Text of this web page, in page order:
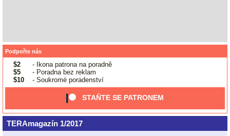
Podpořte nás
$2
- Ikona patrona na poradně
$5
- Poradna bez reklam
$10
- Soukromé poradenství
STAŇTE SE PATRONEM
TERAmagazín 1/2017